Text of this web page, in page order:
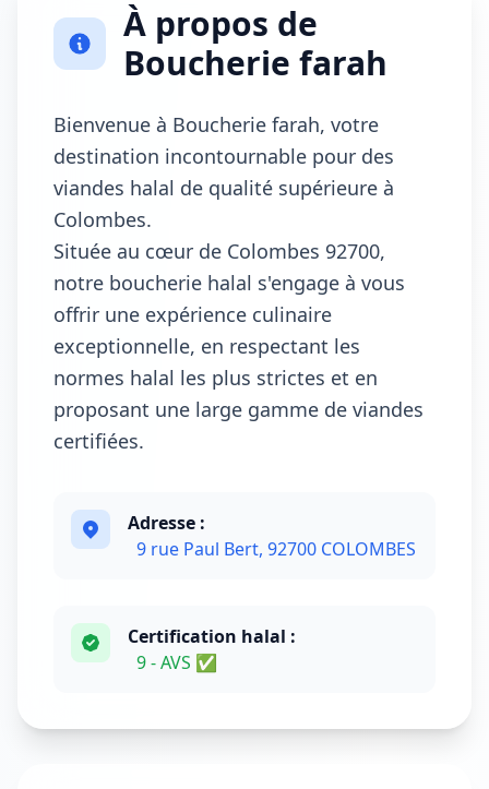
À propos de
Boucherie farah
Bienvenue à Boucherie farah, votre
destination incontournable pour des
viandes halal de qualité supérieure à
Colombes.
Située au cœur de Colombes 92700,
notre boucherie halal s'engage à vous
offrir une expérience culinaire
exceptionnelle, en respectant les
normes halal les plus strictes et en
proposant une large gamme de viandes
certifiées.
Adresse :
9 rue Paul Bert, 92700 COLOMBES
Certification halal :
9 - AVS ✅